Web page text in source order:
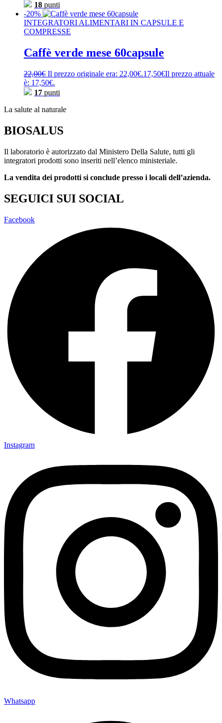
18 punti
-20%
INTEGRATORI ALIMENTARI IN CAPSULE E
COMPRESSE
Caffè verde mese 60capsule
22,00€ Il prezzo originale era: 22,00€.17,50€Il prezzo attuale
è: 17,50€.
17 punti
La salute al naturale
BIOSALUS
Il laboratorio è autorizzato dal Ministero Della Salute, tutti gli
integratori prodotti sono inseriti nell’elenco ministeriale.
La vendita dei prodotti si conclude presso i locali dell’azienda.
SEGUICI SUI SOCIAL
Facebook
Instagram
Whatsapp